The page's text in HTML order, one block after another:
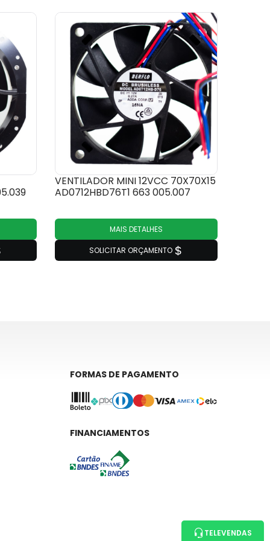
VENTILADOR MINI 12VCC 70X70X15
AD0712HBD76T1 663 005.007
MAIS DETALHES
SOLICITAR ORÇAMENTO
FORMAS DE PAGAMENTO
FINANCIAMENTOS
TELEVENDAS